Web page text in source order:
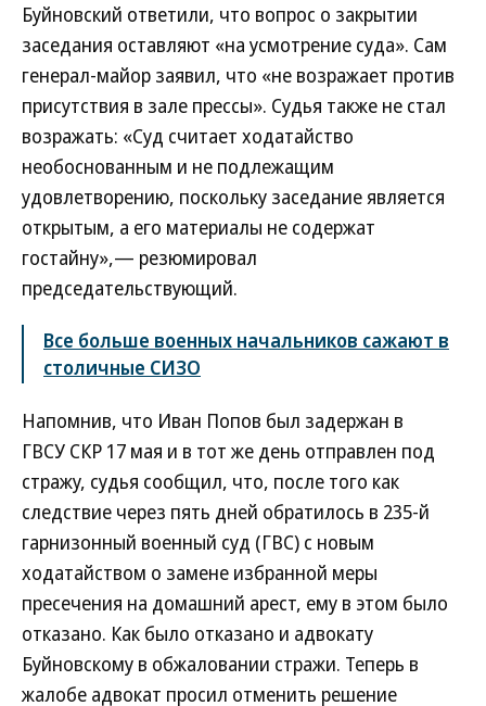
Буйновский ответили, что вопрос о закрытии
заседания оставляют «на усмотрение суда». Сам
генерал-майор заявил, что «не возражает против
присутствия в зале прессы». Судья также не стал
возражать: «Суд считает ходатайство
необоснованным и не подлежащим
удовлетворению, поскольку заседание является
открытым, а его материалы не содержат
гостайну»,— резюмировал
председательствующий.
Все больше военных начальников сажают в
столичные СИЗО
Напомнив, что Иван Попов был задержан в
ГВСУ СКР 17 мая и в тот же день отправлен под
стражу, судья сообщил, что, после того как
следствие через пять дней обратилось в 235-й
гарнизонный военный суд (ГВС) с новым
ходатайством о замене избранной меры
пресечения на домашний арест, ему в этом было
отказано. Как было отказано и адвокату
Буйновскому в обжаловании стражи. Теперь в
жалобе адвокат просил отменить решение